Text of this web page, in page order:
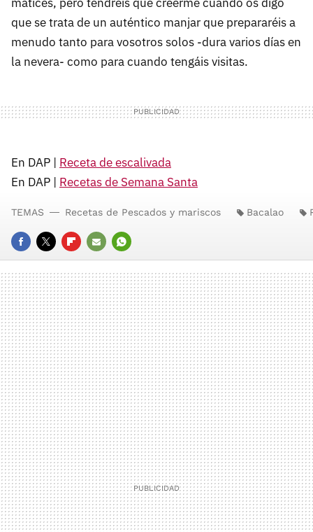
que se trata de un auténtico manjar que prepararéis a
menudo tanto para vosotros solos -dura varios días en
la nevera- como para cuando tengáis visitas.
En DAP | Receta de escalivada
En DAP | Recetas de Semana Santa
FACEBOOK
TWITTERFLIPBOARD
E-
MAIL
WHATSAPP
TEMAS Recetas de Pescados y mariscos Bacalao